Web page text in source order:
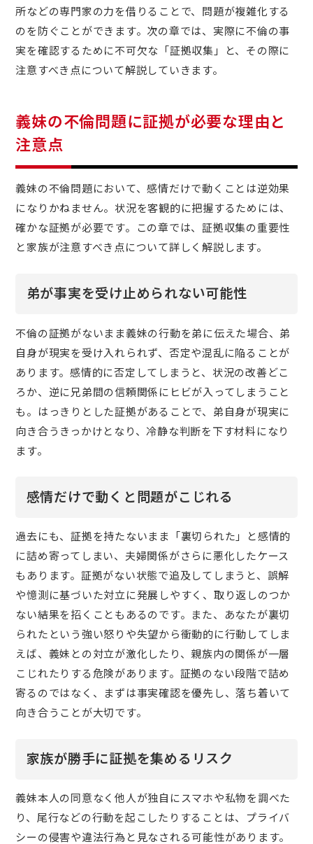
所などの専門家の力を借りることで、問題が複雑化する
のを防ぐことができます。次の章では、実際に不倫の事
実を確認するために不可欠な「証拠収集」と、その際に
注意すべき点について解説していきます。
義妹の不倫問題に証拠が必要な理由と
注意点
義妹の不倫問題において、感情だけで動くことは逆効果
になりかねません。状況を客観的に把握するためには、
確かな証拠が必要です。この章では、証拠収集の重要性
と家族が注意すべき点について詳しく解説します。
弟が事実を受け止められない可能性
不倫の証拠がないまま義妹の行動を弟に伝えた場合、弟
自身が現実を受け入れられず、否定や混乱に陥ることが
あります。感情的に否定してしまうと、状況の改善どこ
ろか、逆に兄弟間の信頼関係にヒビが入ってしまうこと
も。はっきりとした証拠があることで、弟自身が現実に
向き合うきっかけとなり、冷静な判断を下す材料になり
ます。
感情だけで動くと問題がこじれる
過去にも、証拠を持たないまま「裏切られた」と感情的
に詰め寄ってしまい、夫婦関係がさらに悪化したケース
もあります。証拠がない状態で追及してしまうと、誤解
や憶測に基づいた対立に発展しやすく、取り返しのつか
ない結果を招くこともあるのです。また、あなたが裏切
られたという強い怒りや失望から衝動的に行動してしま
えば、義妹との対立が激化したり、親族内の関係が一層
こじれたりする危険があります。証拠のない段階で詰め
寄るのではなく、まずは事実確認を優先し、落ち着いて
向き合うことが大切です。
家族が勝手に証拠を集めるリスク
義妹本人の同意なく他人が独自にスマホや私物を調べた
り、尾行などの行動を起こしたりすることは、プライバ
シーの侵害や違法行為と見なされる可能性があります。